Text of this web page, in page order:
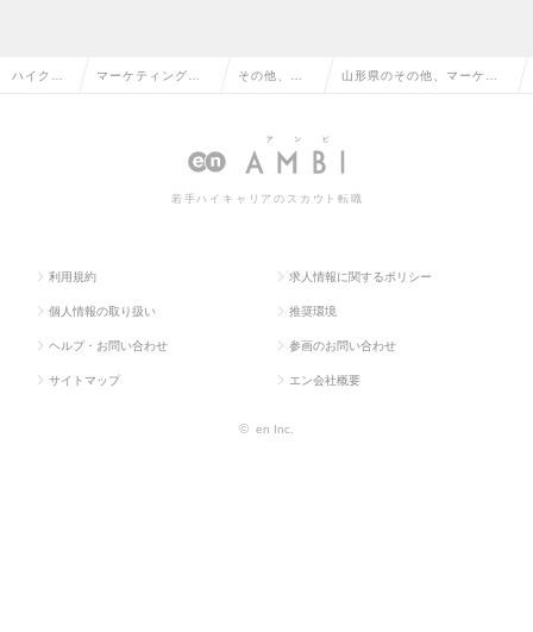
ハイクラ マーケティング・ その他、マ
グ系
山形県のその他、マーケテ
一覧
若手ハイキャリアのスカウト転職
利用規約 求人情報に関するポリシー
個人情報の取り扱い 推奨環境
ヘルプ・お問い合わせ 参画のお問い合わせ
サイトマップ エン会社概要
© en Inc.